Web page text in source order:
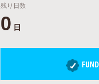
残り日数
0 日